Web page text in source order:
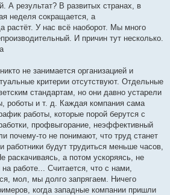
А результат? В развитых странах, в
неделя сокращается, а
растёт. У нас всё наоборот. Мы много
И причин тут несколько.
не занимается организацией и
критерии отсутствуют. Отдельные
стандартам, но они давно устарели
роботы и т. д. Каждая компания сама
работы, которые порой берутся с
профвыгорание, неэффективный
почему-то не понимают, что труд станет
работники будут трудиться меньше часов,
раскачиваясь, а потом ускоряясь, не
работе... Считается, что с нами,
мол, мы долго запрягаем. Ничего
когда западные компании пришли